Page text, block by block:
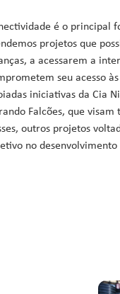
é o principal
projetos que
a acessarem a
seu acesso
iniciativas da Cia
Falcões, que
outros projetos
no